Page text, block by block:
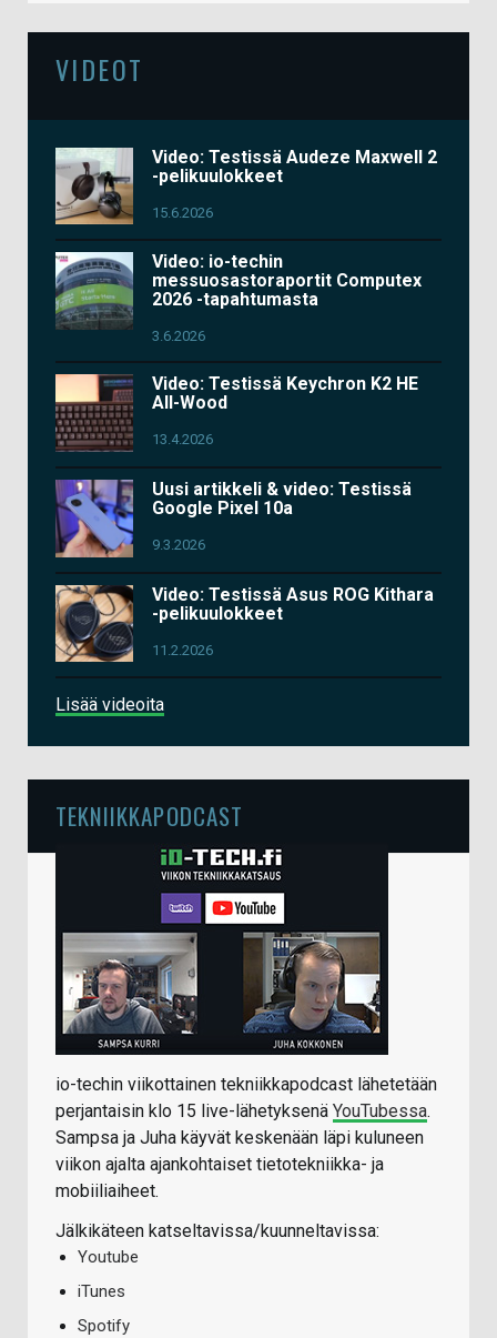
VIDEOT
Video: Testissä Audeze Maxwell 2
-pelikuulokkeet
15.6.2026
Video: io-techin
messuosastoraportit Computex
2026 -tapahtumasta
3.6.2026
Video: Testissä Keychron K2 HE
All-Wood
13.4.2026
Uusi artikkeli & video: Testissä
Google Pixel 10a
9.3.2026
Video: Testissä Asus ROG Kithara
-pelikuulokkeet
11.2.2026
Lisää videoita
TEKNIIKKAPODCAST
io-techin viikottainen tekniikkapodcast lähetetään
perjantaisin klo 15 live-lähetyksenä YouTubessa.
Sampsa ja Juha käyvät keskenään läpi kuluneen
viikon ajalta ajankohtaiset tietotekniikka- ja
mobiiliaiheet.
Jälkikäteen katseltavissa/kuunneltavissa:
Youtube
iTunes
Spotify